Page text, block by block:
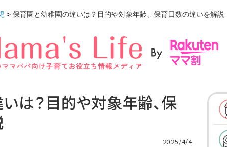
保育園と幼稚園の違いは？目的や対象年齢、保育日数の違いを解説
は？目的や対象年齢、保
2025/4/4